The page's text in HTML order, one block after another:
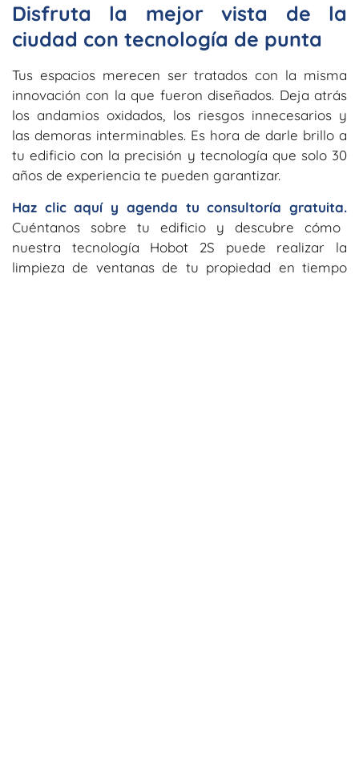
Disfruta la mejor vista de la
ciudad con tecnología de punta
Tus espacios merecen ser tratados con la misma
innovación con la que fueron diseñados. Deja atrás
los andamios oxidados, los riesgos innecesarios y
las demoras interminables. Es hora de darle brillo a
tu edificio con la precisión y tecnología que solo 30
años de experiencia te pueden garantizar.
Haz clic aquí y agenda tu consultoría gratuita.
Cuéntanos sobre tu edificio y descubre cómo
nuestra tecnología Hobot 2S puede realizar la
limpieza de ventanas de tu propiedad en tiempo